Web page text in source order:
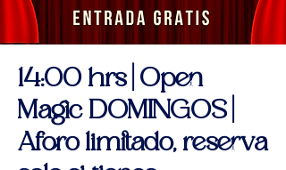
14:00 hrs | Open
Magic DOMINGOS |
Aforo limitado, reserva